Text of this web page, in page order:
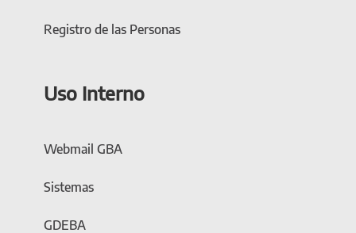
Registro de las Personas
Uso Interno
Webmail GBA
Sistemas
GDEBA